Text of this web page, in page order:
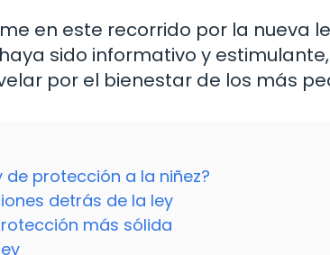
en este recorrido por la nueva
sido informativo y
por el bienestar de los más
de protección a la niñez?
detrás de la ley
más sólida